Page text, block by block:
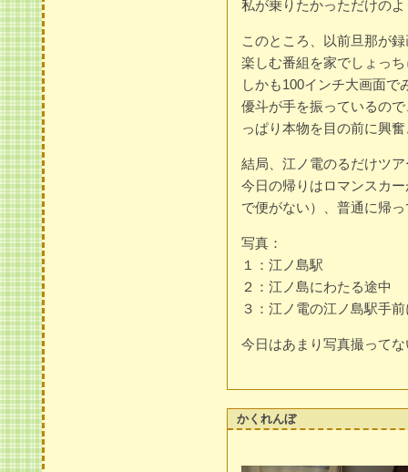
私が乗りたかっただけの
このところ、以前旦那が
楽しむ番組を家でしょっ
しかも100インチ大画面で
優斗が手を振っているの
っぱり本物を目の前に興
結局、江ノ電のるだけツ
今日の帰りはロマンスカ
で便がない）、普通に帰
写真：
１：江ノ島駅
２：江ノ島にわたる途中
３：江ノ電の江ノ島駅手
今日はあまり写真撮って
かくれんぼ